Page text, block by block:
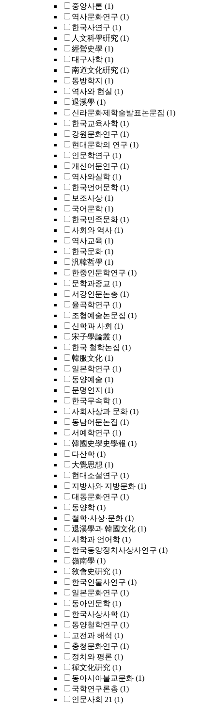
중앙사론 (1)
역사문화연구 (1)
한국사연구 (1)
人文科學硏究 (1)
經營史學 (1)
대구사학 (1)
南道文化硏究 (1)
동방학지 (1)
역사와 현실 (1)
退溪學 (1)
신라문화제학술발표논문집 (1)
한국교육사학 (1)
강원문화연구 (1)
현대문학의 연구 (1)
인문학연구 (1)
개신어문연구 (1)
역사와실학 (1)
한국언어문학 (1)
보조사상 (1)
국어문학 (1)
한국민족문화 (1)
사회와 역사 (1)
역사교육 (1)
한국문화 (1)
汎韓哲學 (1)
한중인문학연구 (1)
문학과종교 (1)
서강인문논총 (1)
율곡학연구 (1)
조형예술논문집 (1)
신학과 사회 (1)
宋子學論叢 (1)
한국 철학논집 (1)
韓服文化 (1)
일본학연구 (1)
동양예술 (1)
문명연지 (1)
한국무속학 (1)
사회사상과 문화 (1)
동남어문논집 (1)
서예학연구 (1)
韓國史學史學報 (1)
다산학 (1)
大覺思想 (1)
현대소설연구 (1)
지방사와 지방문화 (1)
대동문화연구 (1)
동양학 (1)
철학·사상·문화 (1)
退溪學과 韓國文化 (1)
시학과 언어학 (1)
한국동양정치사상사연구 (1)
嶺南學 (1)
敎會史硏究 (1)
한국인물사연구 (1)
일본문화연구 (1)
동아인문학 (1)
한국사상사학 (1)
동양철학연구 (1)
고전과 해석 (1)
충청문화연구 (1)
정치와 평론 (1)
禪文化硏究 (1)
동아시아불교문화 (1)
국학연구론총 (1)
인문사회 21 (1)